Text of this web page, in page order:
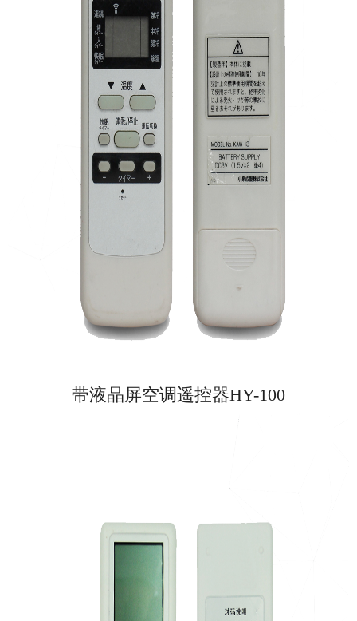
带液晶屏空调遥控器HY-100